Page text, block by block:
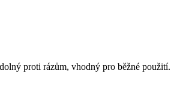
proti rázům, vhodný pro běžné použití.